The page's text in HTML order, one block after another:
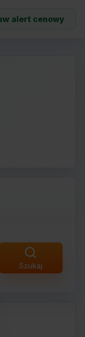
alert cenowy
Szukaj